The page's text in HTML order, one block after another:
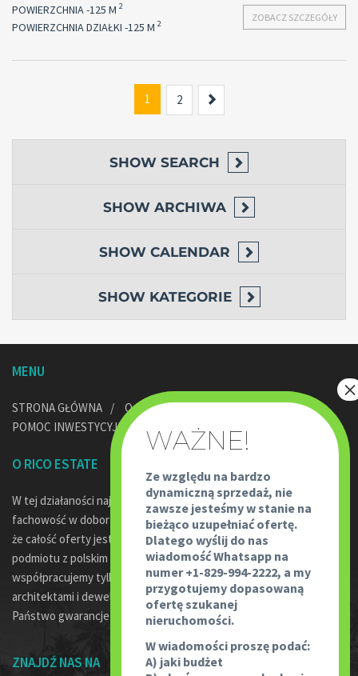
ZOBACZ SZCZEGÓŁY
POWIERZCHNIA -125 M 2
POWIERZCHNIA DZIAŁKI -125 M 2
1 2
SHOW SEARCH
SHOW ARCHIWA
SHOW CALENDAR
SHOW KATEGORIE
MENU
STRONA GŁÓWNA O NAS
POMOC PRAWNA
POMOC INWESTYCYJNA W DOMINIKANIE
O RICO ESTATE
W tej działaności najważniejsze jest bezpieczeństwo transakcji,
fachowość w doborze oferty oraz profesjonalne doradztwo. Jako,
że całość oferty jest pod egidą Rico Travel – największego
podmiotu z polskim kapitałem w Dominikanie oraz fakt, że
współpracujemy tylko z wykwalifikowanymi prawnikami,
architektami i deweloperami w tym kraju, powoduje że mają
Państwo gwarancje współpracy z najlepszymi.
ZNAJDŹ NAS NA
Ze względu na bardzo
dynamiczną sprzedaż, nie
zawsze jesteśmy w stanie na
bieżąco uzupełniać ofertę.
Dlatego wyślij do nas
wiadomość Whatsapp na
numer +1-829-994-2222, a my
przygotujemy dopasowaną
ofertę szukanej
nieruchomości.
W wiadomości proszę podać:
A) jaki budżet